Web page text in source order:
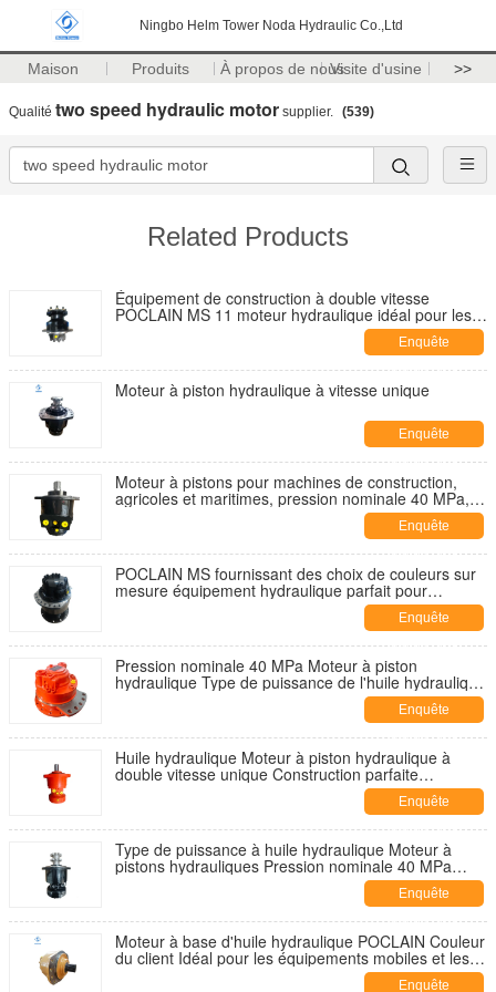
Ningbo Helm Tower Noda Hydraulic Co.,Ltd
Maison Produits À propos de nousVisite d'usine >>
Qualité two speed hydraulic motor supplier. (539)
Related Products
Équipement de construction à double vitesse
POCLAIN MS 11 moteur hydraulique idéal pour les
applications agricoles et de machines maritimes
Enquête
maintenant
Moteur à piston hydraulique à vitesse unique
Enquête
maintenant
Moteur à pistons pour machines de construction,
agricoles et maritimes, pression nominale 40 MPa,
moteur hydraulique adapté à diverses machines
Enquête
maintenant
POCLAIN MS fournissant des choix de couleurs sur
mesure équipement hydraulique parfait pour
Enquête
maintenant
Pression nominale 40 MPa Moteur à piston
hydraulique Type de puissance de l'huile hydraulique
Configurations à vitesse unique et double offertes
Enquête
maintenant
Huile hydraulique Moteur à piston hydraulique à
double vitesse unique Construction parfaite
Agriculture Machinerie marine CompatibilitéEnquête
maintenant
Type de puissance à huile hydraulique Moteur à
pistons hydrauliques Pression nominale 40 MPa
Couleur Demande du client Idéal pour les engins
Enquête
maintenant
Moteur à base d'huile hydraulique POCLAIN Couleur
du client Idéal pour les équipements mobiles et les
machines de construction Robuste et de conception
Enquête